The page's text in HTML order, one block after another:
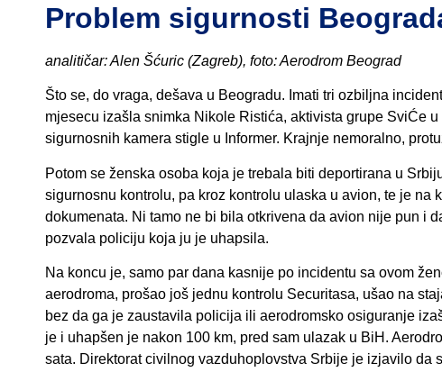
Problem sigurnosti
analitičar: Alen Šćuric (Zagreb), foto: Aerodrom Beograd
Što se, do vraga, dešava u Beogradu. Imati tri ozbiljna
mjesecu izašla snimka Nikole Ristića, aktivista grupe SviĆe
sigurnosnih kamera stigle u Informer. Krajnje nemoralno,
Potom se ženska osoba koja je trebala biti deportirana u
sigurnosnu kontrolu, pa kroz kontrolu ulaska u avion, te je
dokumenata. Ni tamo ne bi bila otkrivena da avion nije pun i
pozvala policiju koja ju je uhapsila.
Na koncu je, samo par dana kasnije po incidentu sa ovom
aerodroma, prošao još jednu kontrolu Securitasa, ušao na
bez da ga je zaustavila policija ili aerodromsko osiguranje
je i uhapšen je nakon 100 km, pred sam ulazak u BiH.
sata. Direktorat civilnog vazduhoplovstva Srbije je izjavilo da